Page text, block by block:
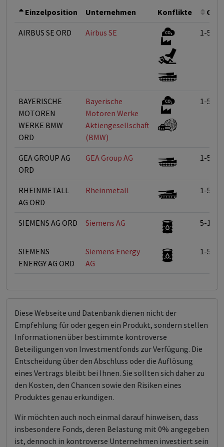
Einzelposition Unternehmen Konflikte
AIRBUS SE ORD Airbus SE 1-5%
BAYERISCHE
MOTOREN
WERKE BMW
ORD
Bayerische
Motoren Werke
Aktiengesellschaft
(BMW)
1-5%
GEA GROUP AG
ORD
GEA Group AG 1-5%
RHEINMETALL
AG ORD
Rheinmetall 1-5%
SIEMENS AG ORD Siemens AG 5-10%
SIEMENS
ENERGY AG ORD
Siemens Energy
AG
1-5%
Diese Webseite und Datenbank dienen nicht der
Empfehlung für oder gegen ein Produkt, sondern stellen
Informationen über bestimmte kontroverse
Beteiligungen von Investmentfonds zur Verfügung. Die
Entscheidung über den Abschluss oder die Auflösung
eines Vertrags bleibt bei Ihnen. Sie sollten sich daher zu
den Kosten, den Chancen sowie den Risiken eines
Produktes genau erkundigen.
Wir möchten auch noch einmal darauf hinweisen, dass
insbesondere Fonds, deren Belastung mit 0% angegeben
ist, dennoch in kontroverse Unternehmen investiert sein